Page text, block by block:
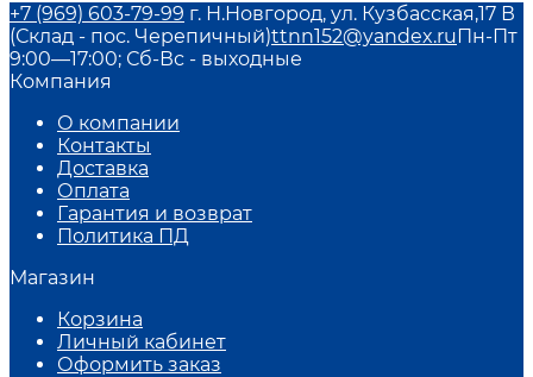
+7 (969) 603-79-99 г. Н.Новгород, ул. Кузбасская,17 В
(Склад - пос. Черепичный)ttnn152@yandex.ruПн-Пт
9:00—17:00; Сб-Вс - выходные
Компания
О компании
Контакты
Доставка
Оплата
Гарантия и возврат
Политика ПД
Магазин
Корзина
Личный кабинет
Оформить заказ